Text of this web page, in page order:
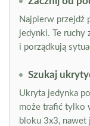
Najpierw przejdź
jedynki. Te ruchy
i porządkują
Szukaj
Ukryta jedynka
może trafić tylko
bloku 3x3, nawet